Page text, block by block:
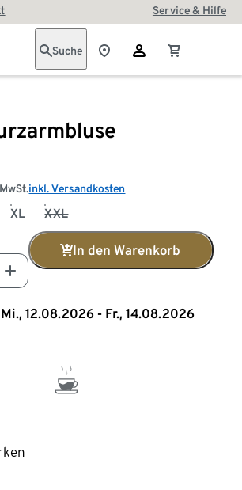
Service & Hilfe
Suche
inkl. Versandkosten
XL XXL
In den Warenkorb
Mi., 12.08.2026 - Fr., 14.08.2026